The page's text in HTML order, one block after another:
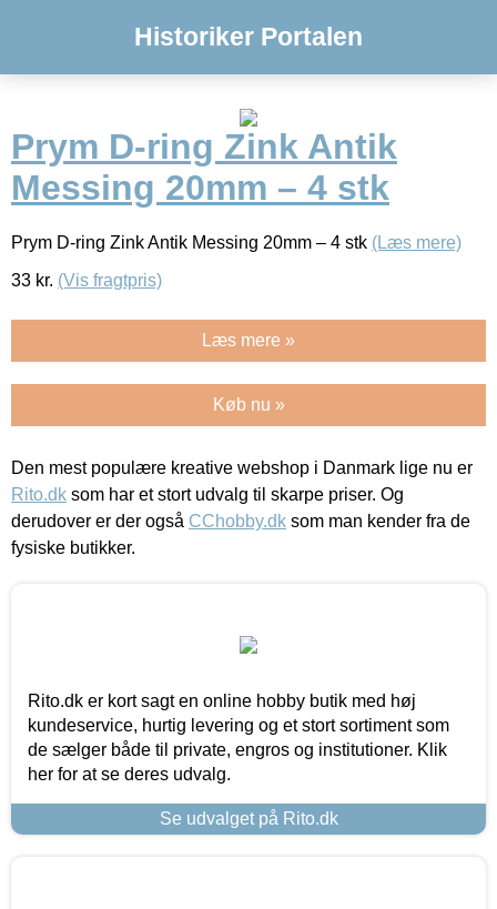
Historiker Portalen
Prym D-ring Zink Antik
Messing 20mm – 4 stk
Prym D-ring Zink Antik Messing 20mm – 4 stk (Læs mere)
33 kr. (Vis fragtpris)
Læs mere »
Køb nu »
Den mest populære kreative webshop i Danmark lige nu er
Rito.dk som har et stort udvalg til skarpe priser. Og
derudover er der også CChobby.dk som man kender fra de
fysiske butikker.
Rito.dk er kort sagt en online hobby butik med høj
kundeservice, hurtig levering og et stort sortiment som
de sælger både til private, engros og institutioner. Klik
her for at se deres udvalg.
Se udvalget på Rito.dk